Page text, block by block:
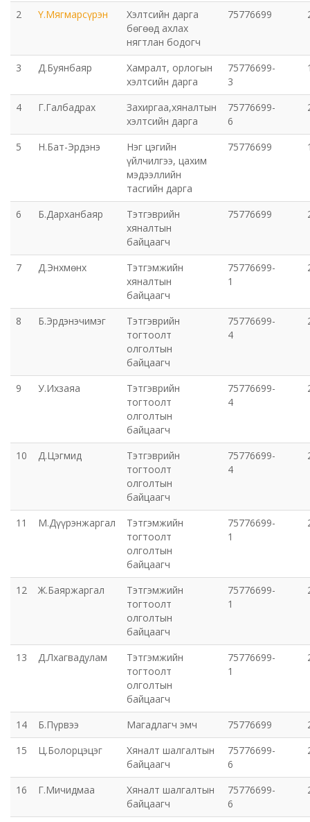
Эрүүл мэндийн газар
Авто тээврийн төв
Мал эмнэлгийн газар
Хүнс, хөдөө аж ахуйн газар
Баян-Өндөр сумын ЗДТГ
Жаргалант сумын ЗДТГ
Орхон аймгийн Иргэний хэргийн давж заалдах
шатны шүүх
Орхон аймгийн Эрүүгийн хэргийн давж заалдах
шатны шүүх
Орхон аймаг дахь Захиргааны хэргийн анхан
Орхон аймаг дахь Сум дундын эрүүгийн хэргийн
Хүүхэд залуучуудын театр
Эрдэнэтийн ДЦС ТӨХК
Сум дундын ойн анги
Музей
Нийтлэг үйлчилгээний алба
Хот байгуулалт, барилга захиалагчийн алба утүг
Сэлэнгэ голын сав газрын захиргаа
Орхон аймаг дахь Эрүүл мэндийн даатгалын хэлтэс
Эрдэнэт цэцэрлэгт хүрээлэн ашиглалтын өмнөх
захиргаа
Эрдэнэт шинжлэх ухаан, технологийн парк
2 Ү.Мягмарсүрэн
Хэлтсийн дарга
бөгөөд ахлах
нягтлан бодогч
75776699
3 Д.Буянбаяр
Хамралт, орлогын
хэлтсийн дарга
75776699-
3
4 Г.Галбадрах
Захиргаа,хяналтын
хэлтсийн дарга
75776699-
6
5 Н.Бат-Эрдэнэ
Нэг цэгийн
үйлчилгээ, цахим
мэдээллийн
тасгийн дарга
75776699
6 Б.Дарханбаяр
Тэтгэврийн
хяналтын
байцаагч
75776699
7 Д.Энхмөнх
Тэтгэмжийн
хяналтын
байцаагч
75776699-
1
8 Б.Эрдэнэчимэг
Тэтгэврийн
тогтоолт
олголтын
байцаагч
75776699-
4
9 У.Ихзаяа
Тэтгэврийн
тогтоолт
олголтын
байцаагч
75776699-
4
10 Д.Цэгмид
Тэтгэврийн
тогтоолт
олголтын
байцаагч
75776699-
4
11 М.Дүүрэнжаргал
Тэтгэмжийн
тогтоолт
олголтын
байцаагч
75776699-
1
12 Ж.Баяржаргал
Тэтгэмжийн
тогтоолт
олголтын
байцаагч
75776699-
1
13 Д.Лхагвадулам
Тэтгэмжийн
тогтоолт
олголтын
байцаагч
75776699-
1
14 Б.Пүрвээ Магадлагч эмч 75776699
15
Ц.Болорцэцэг
Хяналт шалгалтын
байцаагч
75776699-
6
16 Г.Мичидмаа
Хяналт шалгалтын
байцаагч
75776699-
6